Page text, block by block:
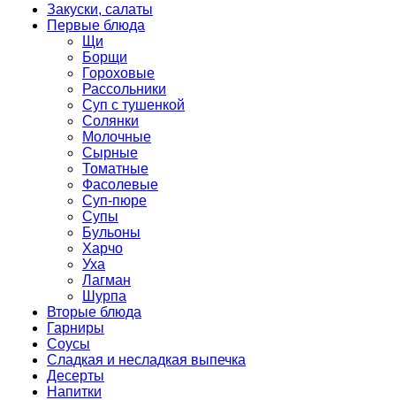
Закуски, салаты
Первые блюда
Щи
Борщи
Гороховые
Рассольники
Суп с тушенкой
Солянки
Молочные
Сырные
Томатные
Фасолевые
Суп-пюре
Супы
Бульоны
Харчо
Уха
Лагман
Шурпа
Вторые блюда
Гарниры
Соусы
Сладкая и несладкая выпечка
Десерты
Напитки